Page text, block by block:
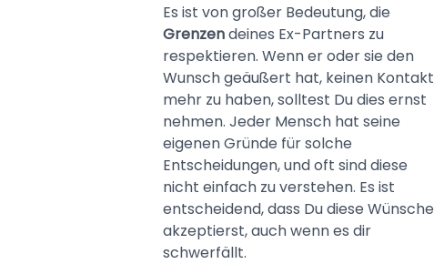
Es ist von großer Bedeutung, die
Grenzendeines Ex-Partners zu
respektieren. Wenn er oder sie den
Wunsch geäußert hat, keinen Kontakt
mehr zu haben, solltest Du dies ernst
nehmen. Jeder Mensch hat seine
eigenen Gründe für solche
Entscheidungen, und oft sind diese
nicht einfach zu verstehen. Es ist
entscheidend, dass Du diese Wünsche
akzeptierst, auch wenn es dir
schwerfällt.